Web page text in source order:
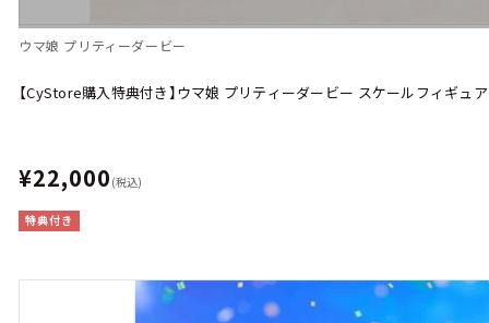
ウマ娘 プリティーダービー
【CyStore購入特典付き】ウマ娘 プリティーダービー スケールフィギュ
¥22,000 (税込)
特典付き